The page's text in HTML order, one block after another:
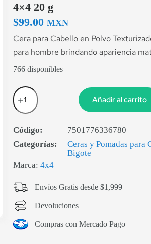
4×4 20 g
$99.00 MXN
Cera para Cabello en Polvo
para hombre brindando apariencia
766 disponibles
Añadir al carrito
Código:
7501776336780
Categorías:
Ceras y Pomadas para
Bigote
Marca: 4x4
Envíos Gratis desde $1,999
Devoluciones
Compras con Mercado Pago